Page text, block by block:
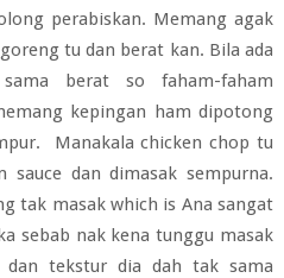
perabiskan. Memang agak
tu dan berat kan. Bila ada
berat so faham-faham
kepingan ham dipotong
Manakala chicken chop tu
sauce dan dimasak sempurna.
tak masak which is Ana sangat
sebab nak kena tunggu masak
tekstur dia dah tak sama